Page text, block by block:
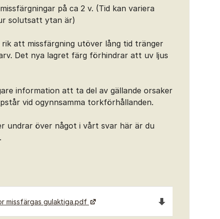
på ca 2 v. (Tid kan variera
solutsatt ytan är)
att missfärgning utöver lång tid tränger
Det nya lagret färg förhindrar att uv ljus
information att ta del av gällande orsaker
vid ogynnsamma torkförhållanden.
undrar över något i vårt svar här är du
missfärgas gulaktiga.pdf Ladda ned filen